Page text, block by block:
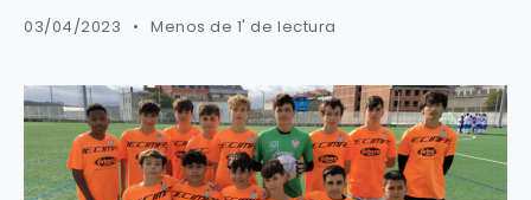
03/04/2023 Menos de 1' de lectura